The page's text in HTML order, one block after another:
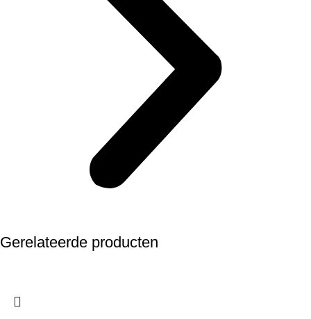
Gerelateerde producten